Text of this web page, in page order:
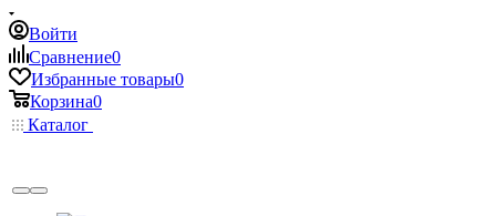
Войти
Сравнение0
Избранные товары0
Корзина0
Каталог